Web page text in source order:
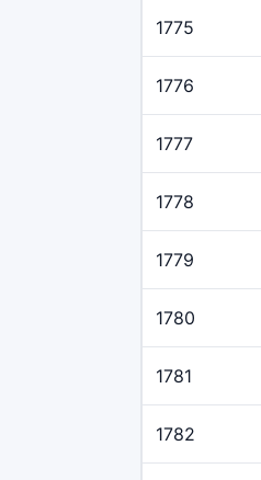
1775
1776
1777
1778
1779
1780
1781
1782